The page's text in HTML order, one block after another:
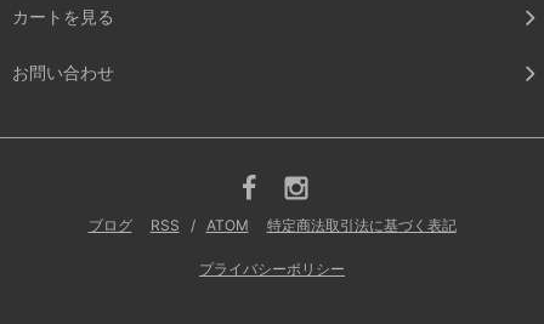
カートを見る
お問い合わせ
ブログ RSS / ATOM 特定商法取引法に基づく表記
プライバシーポリシー